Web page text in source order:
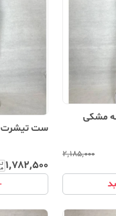
مشکی
۲٬۱۸۵٬۰۰۰
ست تیشرت و
۱٬۷۸۲٬۵۰۰